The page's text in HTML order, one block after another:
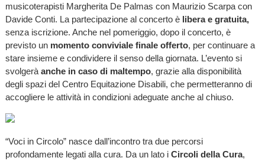
musicoterapisti Margherita De Palmas con Maurizio Scarpa con
Davide Conti. La partecipazione al concerto è libera e gratuita,
senza iscrizione. Anche nel pomeriggio, dopo il concerto, è
previsto un momento conviviale finale offerto, per continuare a
stare insieme e condividere il senso della giornata. L’evento si
svolgerà anche in caso di maltempo, grazie alla disponibilità
degli spazi del Centro Equitazione Disabili, che permetteranno di
accogliere le attività in condizioni adeguate anche al chiuso.
“Voci in Circolo” nasce dall’incontro tra due percorsi
profondamente legati alla cura. Da un lato i Circoli della Cura,